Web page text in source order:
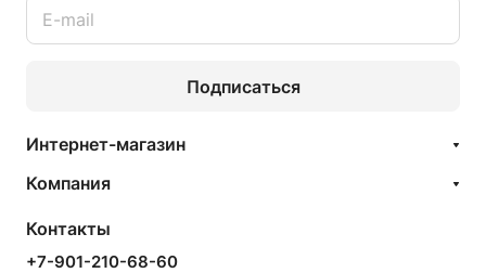
Подписаться
Интернет-магазин
Компания
Контакты
+7-901-210-68-60